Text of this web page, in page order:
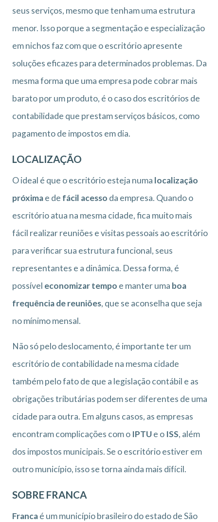
seus serviços, mesmo que tenham uma estrutura
menor. Isso porque a segmentação e especialização
em nichos faz com que o escritório apresente
soluções eficazes para determinados problemas. Da
mesma forma que uma empresa pode cobrar mais
barato por um produto, é o caso dos escritórios de
contabilidade que prestam serviços básicos, como
pagamento de impostos em dia.
LOCALIZAÇÃO
O ideal é que o escritório esteja numa localização
próximae de fácil acesso da empresa. Quando o
escritório atua na mesma cidade, fica muito mais
fácil realizar reuniões e visitas pessoais ao escritório
para verificar sua estrutura funcional, seus
representantes e a dinâmica. Dessa forma, é
possível economizar tempo e manter uma boa
frequência de reuniões, que se aconselha que seja
no mínimo mensal.
Não só pelo deslocamento, é importante ter um
escritório de contabilidade na mesma cidade
também pelo fato de que a legislação contábil e as
obrigações tributárias podem ser diferentes de uma
cidade para outra. Em alguns casos, as empresas
encontram complicações com o IPTUe o ISS, além
dos impostos municipais. Se o escritório estiver em
outro município, isso se torna ainda mais difícil.
SOBRE FRANCA
Francaé um município brasileiro do estado de São